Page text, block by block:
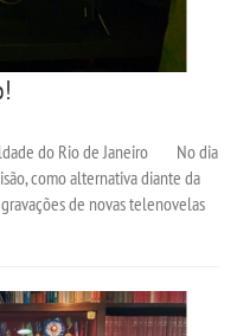
do Rio de Janeiro No dia
como alternativa diante da
de novas telenovelas